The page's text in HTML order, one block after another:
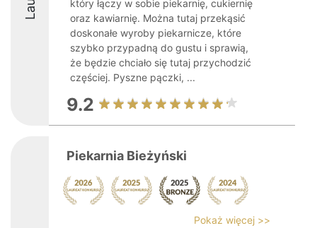
który łączy w sobie piekarnię, cukiernię
oraz kawiarnię. Można tutaj przekąsić
doskonałe wyroby piekarnicze, które
szybko przypadną do gustu i sprawią,
że będzie chciało się tutaj przychodzić
częściej. Pyszne pączki, ...
9.2
Piekarnia Bieżyński
Pokaż więcej >>